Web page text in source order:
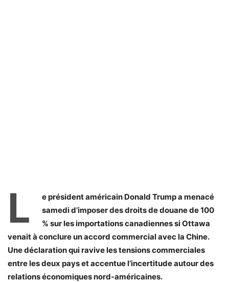
L
e président américain Donald Trump a menacé
samedi d’imposer des droits de douane de 100
% sur les importations canadiennes si Ottawa
venait à conclure un accord commercial avec la Chine.
Une déclaration qui ravive les tensions commerciales
entre les deux pays et accentue l’incertitude autour des
relations économiques nord-américaines.